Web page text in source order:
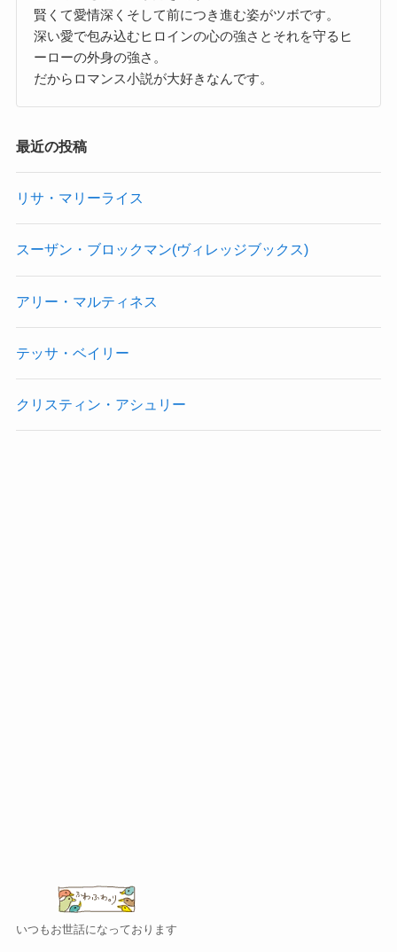
賢くて愛情深くそして前につき進む姿がツボです。
深い愛で包み込むヒロインの心の強さとそれを守るヒ
ーローの外身の強さ。
だからロマンス小説が大好きなんです。
最近の投稿
リサ・マリーライス
スーザン・ブロックマン(ヴィレッジブックス)
アリー・マルティネス
テッサ・ベイリー
クリスティン・アシュリー
いつもお世話になっております